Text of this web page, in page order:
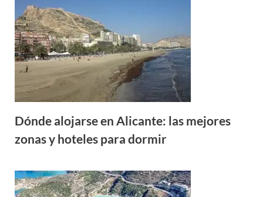
Dónde alojarse en Alicante: las mejores
zonas y hoteles para dormir